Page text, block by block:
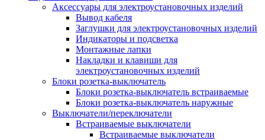
Аксессуары для электроустановочных изделий
Вывод кабеля
Заглушки для электроустановочных изделий
Индикаторы и подсветка
Монтажные лапки
Накладки и клавиши для
электроустановочных изделий
Блоки розетка-выключатель
Блоки розетка-выключатель встраиваемые
Блоки розетка-выключатель наружные
Выключатели/переключатели
Встраиваемые выключатели
Встраиваемые выключатели